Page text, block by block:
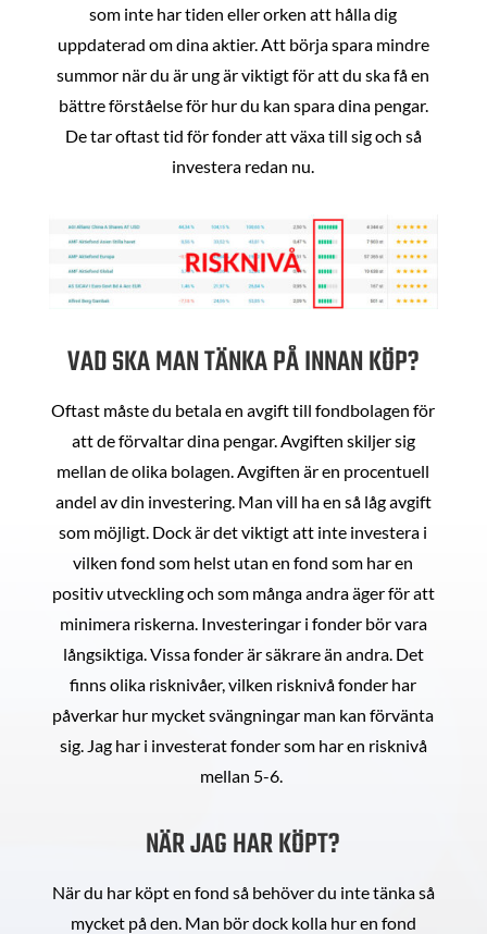
som inte har tiden eller orken att hålla dig
uppdaterad om dina aktier. Att börja spara mindre
summor när du är ung är viktigt för att du ska få en
bättre förståelse för hur du kan spara dina pengar.
De tar oftast tid för fonder att växa till sig och så
investera redan nu.
VAD SKA MAN TÄNKA PÅ INNAN KÖP?
Oftast måste du betala en avgift till fondbolagen för
att de förvaltar dina pengar. Avgiften skiljer sig
mellan de olika bolagen. Avgiften är en procentuell
andel av din investering. Man vill ha en så låg avgift
som möjligt. Dock är det viktigt att inte investera i
vilken fond som helst utan en fond som har en
positiv utveckling och som många andra äger för att
minimera riskerna. Investeringar i fonder bör vara
långsiktiga. Vissa fonder är säkrare än andra. Det
finns olika risknivåer, vilken risknivå fonder har
påverkar hur mycket svängningar man kan förvänta
sig. Jag har i investerat fonder som har en risknivå
mellan 5-6.
NÄR JAG HAR KÖPT?
När du har köpt en fond så behöver du inte tänka så
mycket på den. Man bör dock kolla hur en fond